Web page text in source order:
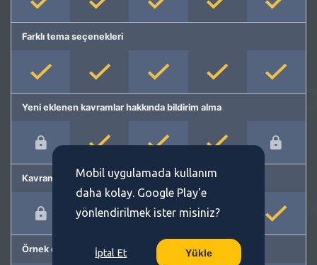
Farklı tema seçenekleri
Yeni eklenen kavramlar hakkında bildirim alma
Kavram önerme
Örnek cümleler
Mobil uygulamada kullanım
daha kolay. Google Play'e
yönlendirilmek ister misiniz?
İptal Et Yükle